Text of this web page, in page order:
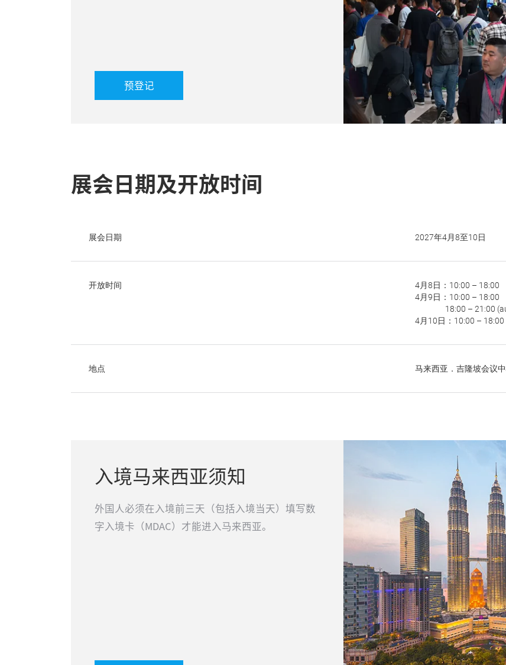
预登记
展会日期及开放时间
展会日期 2027年4月8至10日
开放时间
4月8日：10:00 – 18:00
4月9日：10:00 – 18:00
18:00 – 21:00
4月10日：10:00 – 18:00
地点 马来西亚．吉隆坡会议
入境马来西亚须知
外国人必须在入境前三天（包括入境当天）填写数
字入境卡（MDAC）才能进入马来西亚。